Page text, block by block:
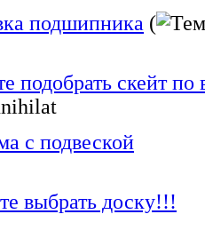
подшипника (
подобрать скейт по
с подвеской
выбрать доску!!!